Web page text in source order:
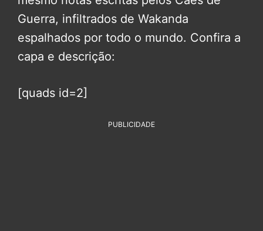
Guerra, infiltrados de Wakanda
espalhados por todo o mundo. Confira a
capa e descrição:
[quads id=2]
PUBLICIDADE